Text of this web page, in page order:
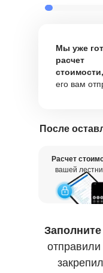
отправили
После
Расчет
вашей
Мы уже
расчет
стоимости,
его вам